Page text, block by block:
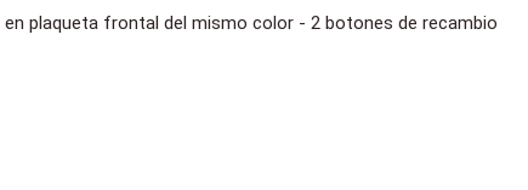
plaqueta frontal del mismo color - 2 botones de recambio